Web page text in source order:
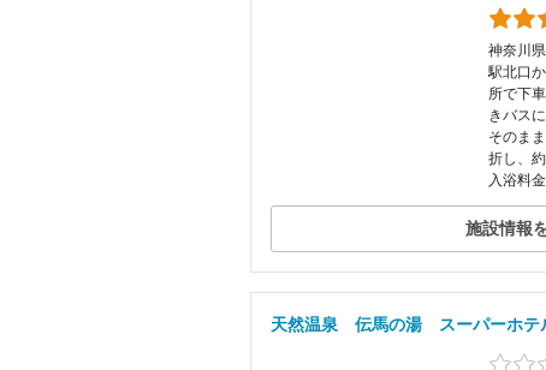
神奈川
駅北口
所で下
きバス
そのま
折し、
入浴料
施設情報
天然温泉 伝馬の湯 スーパーホテ